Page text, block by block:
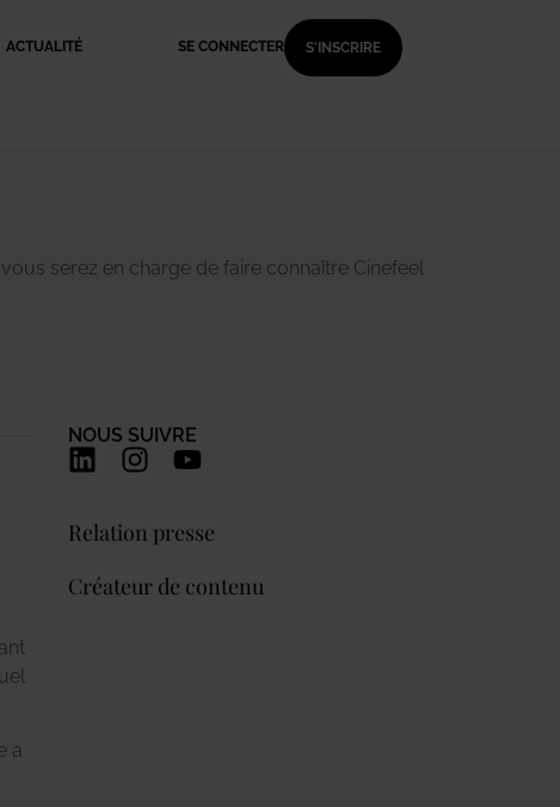
ACTUALITÉ SE CONNECTER S'INSCRIRE
serez en charge de faire connaître Cinefeel
a
NOUS SUIVRE
Relation presse
Créateur de contenu